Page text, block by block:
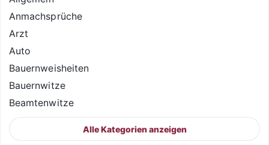
Anmachsprüche
Arzt
Auto
Bauernweisheiten
Bauernwitze
Beamtenwitze
Alle Kategorien anzeigen